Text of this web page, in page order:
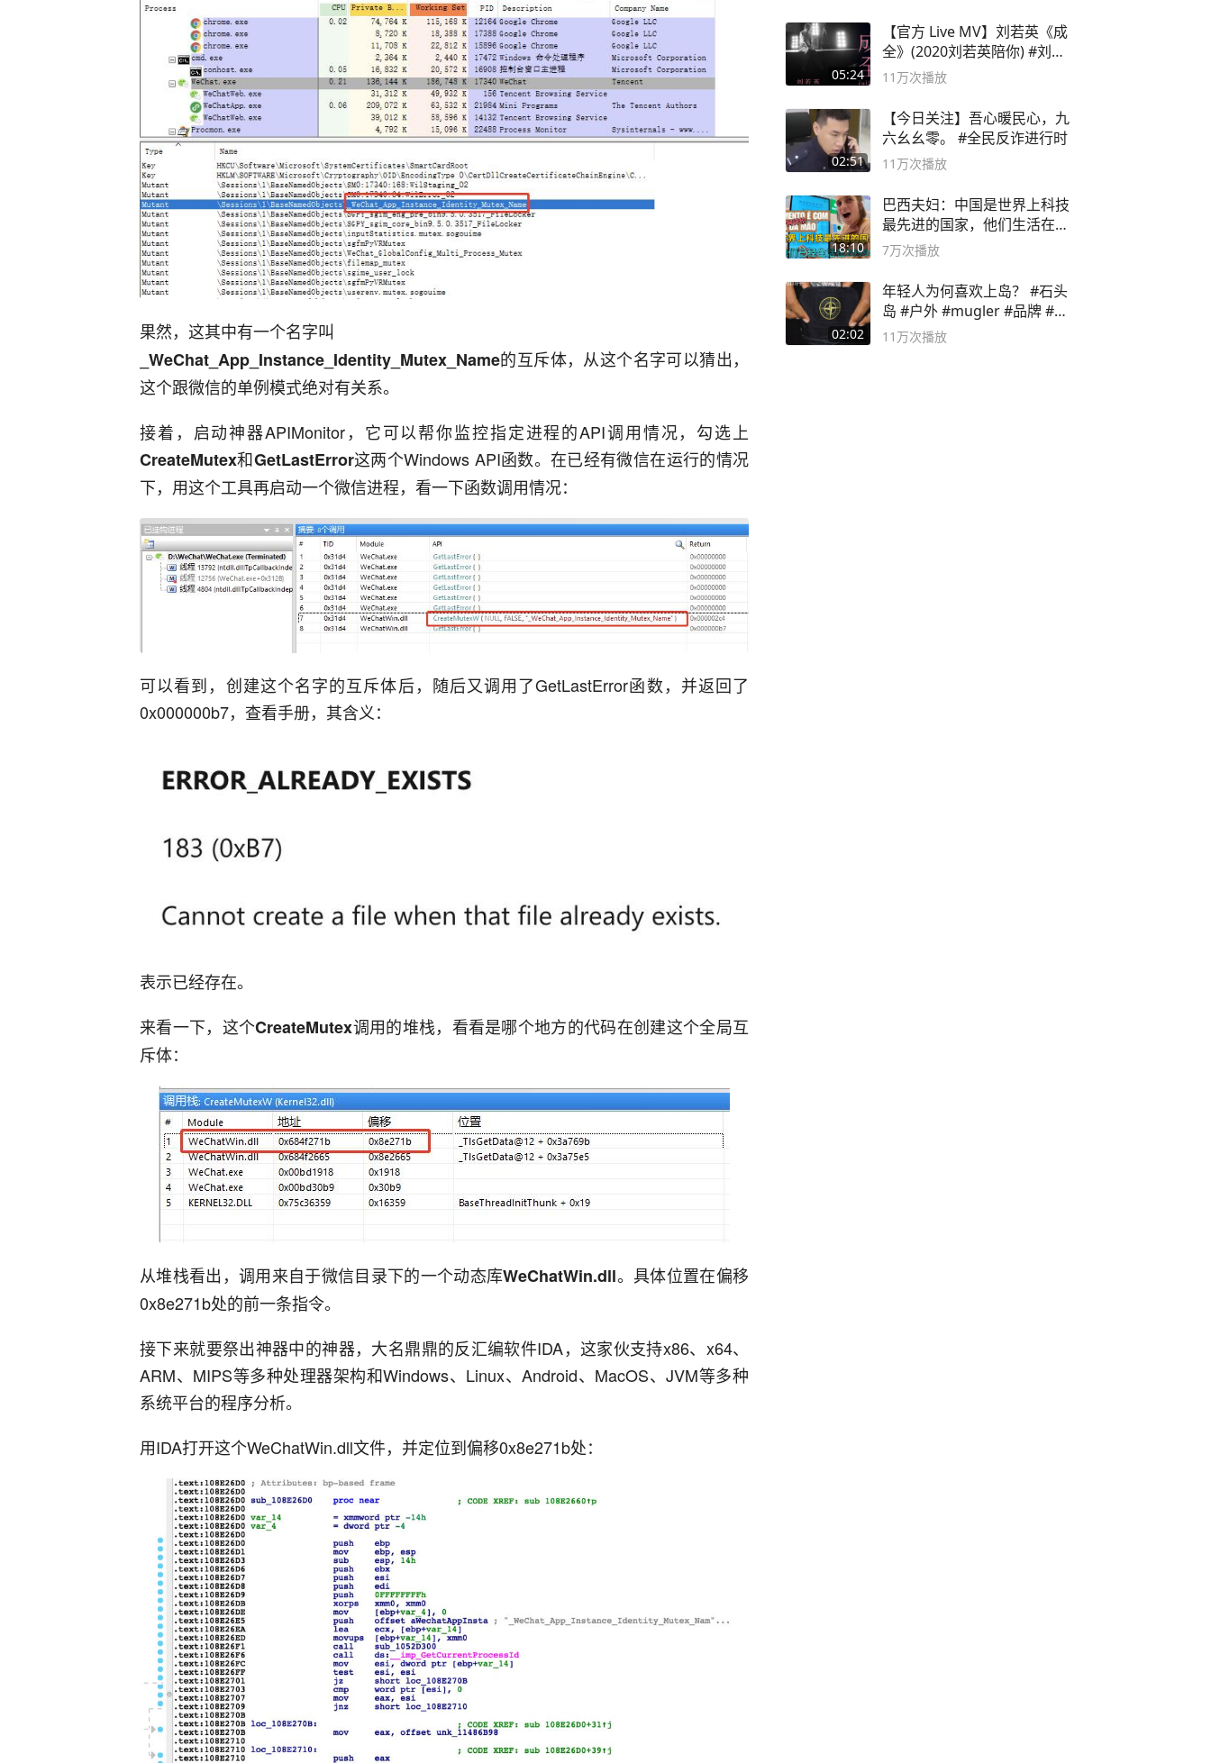
果然，这其中有一个名字叫
_WeChat_App_Instance_Identity_Mutex_Name的互斥体，从这个名字可以猜出，
这个跟微信的单例模式绝对有关系。
接着，启动神器APIMonitor，它可以帮你监控指定进程的API调用情况，勾选上
CreateMutex和GetLastError这两个Windows API函数。在已经有微信在运行的情况
下，用这个工具再启动一个微信进程，看一下函数调用情况：
可以看到，创建这个名字的互斥体后，随后又调用了GetLastError函数，并返回了
0x000000b7，查看手册，其含义：
表示已经存在。
来看一下，这个CreateMutex调用的堆栈，看看是哪个地方的代码在创建这个全局互
斥体：
从堆栈看出，调用来自于微信目录下的一个动态库WeChatWin.dll。具体位置在偏移
0x8e271b处的前一条指令。
接下来就要祭出神器中的神器，大名鼎鼎的反汇编软件IDA，这家伙支持x86、x64、
ARM、MIPS等多种处理器架构和Windows、Linux、Android、MacOS、JVM等多种
系统平台的程序分析。
用IDA打开这个WeChatWin.dll文件，并定位到偏移0x8e271b处：
05:24
【官方 Live MV】刘若英《成
全》(2020刘若英陪你) #刘若
英 #成全
11万次播放
02:51
【今日关注】吾心暖民心，九
六幺幺零。 #全民反诈进行时
11万次播放
18:10
巴西夫妇：中国是世界上科技
最先进的国家，他们生活在
2999年
7万次播放
02:02
年轻人为何喜欢上岛？ #石头
岛 #户外 #mugler #品牌 #足
球流氓
11万次播放